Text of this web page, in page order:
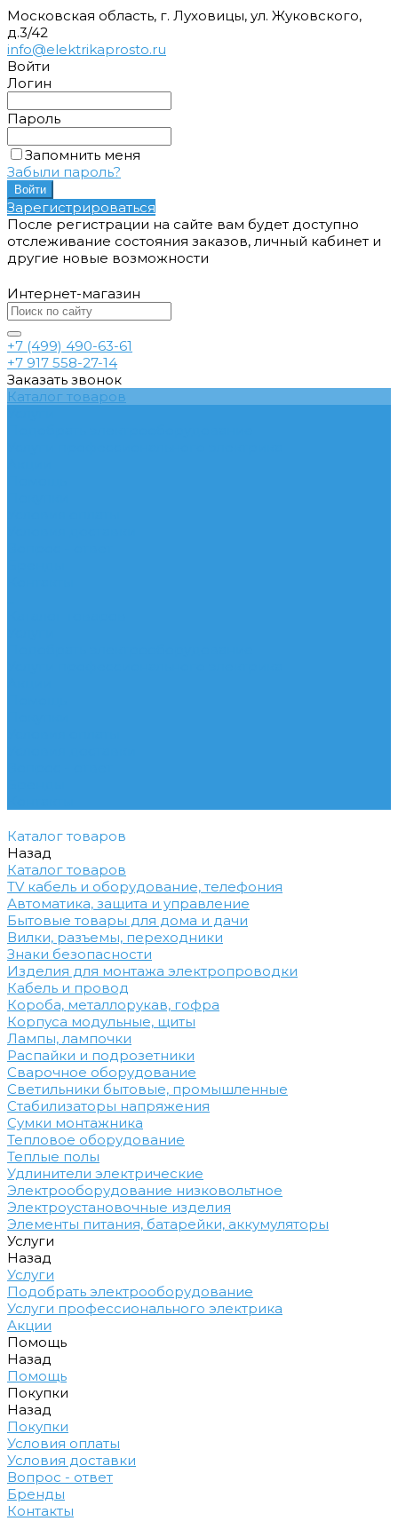
Московская область, г. Луховицы, ул. Жуковского,
д.3/42
info@elektrikaprosto.ru
Войти
Логин
Пароль
Запомнить меня
Забыли пароль?
Зарегистрироваться
После регистрации на сайте вам будет доступно
отслеживание состояния заказов, личный кабинет и
другие новые возможности
Интернет-магазин
+7 (499) 490-63-61
+7 917 558-27-14
Заказать звонок
Каталог товаров
Каталог товаров
Назад
Каталог товаров
TV кабель и оборудование, телефония
Автоматика, защита и управление
Бытовые товары для дома и дачи
Вилки, разъемы, переходники
Знаки безопасности
Изделия для монтажа электропроводки
Кабель и провод
Короба, металлорукав, гофра
Корпуса модульные, щиты
Лампы, лампочки
Распайки и подрозетники
Сварочное оборудование
Светильники бытовые, промышленные
Стабилизаторы напряжения
Сумки монтажника
Тепловое оборудование
Теплые полы
Удлинители электрические
Электрооборудование низковольтное
Электроустановочные изделия
Элементы питания, батарейки, аккумуляторы
Услуги
Назад
Услуги
Подобрать электрооборудование
Услуги профессионального электрика
Акции
Помощь
Назад
Помощь
Покупки
Назад
Покупки
Условия оплаты
Условия доставки
Вопрос - ответ
Бренды
Контакты